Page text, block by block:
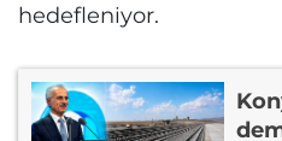
hedefleniyor.